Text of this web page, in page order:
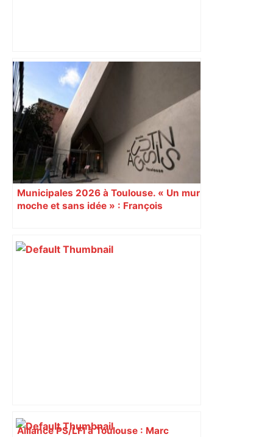
Bilan du marché du logement neuf :
une lueur d'espoir pour l'immobilier à
Toulouse ? – Actu.fr
Municipales 2026 à Toulouse. « Un mur
moche et sans idée » : François
Augustins
Alliance PS/LFI à Toulouse : Marc